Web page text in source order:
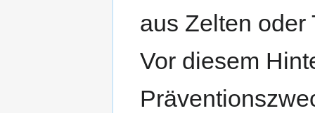
aus Zelten oder
Vor diesem